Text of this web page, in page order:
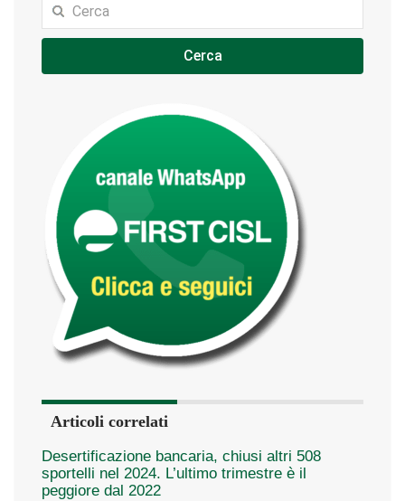
Cerca
Articoli correlati
Desertificazione bancaria, chiusi altri 508
sportelli nel 2024. L’ultimo trimestre è il
peggiore dal 2022